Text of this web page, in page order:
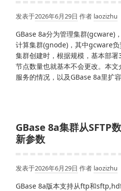
发表于2026年6月29日 作者 laozizhu
GBase 8a分为管理集群(gcware)
计算集群(gnode)，其中gcware
集群创建时，根据规模，基本部
节点数量也就基本不会更改。本
服务的情况，以及GBase 8a里扩
GBase 8a集群从SFTP
新参数
发表于2026年6月29日 作者 laozizhu
GBase 8a版本支持从ftp和